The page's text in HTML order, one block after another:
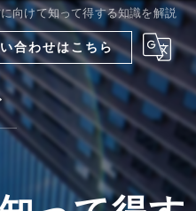
向けて知って得する知識を解説
合わせはこちら